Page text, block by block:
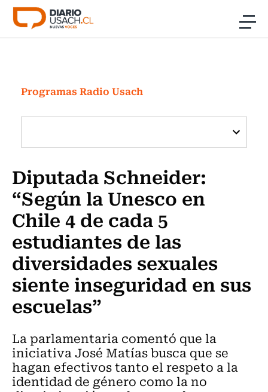
Click acá para ir directamente al contenido
Investigación
Cultura
Programas Radio y TV Usach
Programas Radio Usach
Diputada Schneider:
“Según la Unesco en
Chile 4 de cada 5
estudiantes de las
diversidades sexuales
siente inseguridad en sus
escuelas”
La parlamentaria comentó que la
iniciativa José Matías busca que se
hagan efectivos tanto el respeto a la
identidad de género como la no